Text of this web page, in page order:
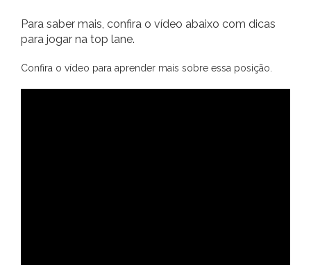
Para saber mais, confira o vídeo abaixo com dicas
para jogar na top lane.
Confira o vídeo para aprender mais sobre essa posição.